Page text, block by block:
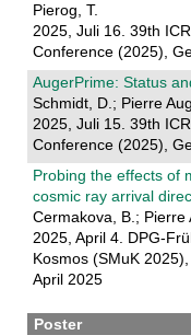
Pierog, T.
2025, Juli 16. 39th
Conference (2025),
AugerPrime: Status
Schmidt, D.; Pierre
2025, Juli 15. 39th
Conference (2025),
Probing the effects of
cosmic ray arrival
Cermakova, B.; Pierre
2025, April 4. DPG-
Kosmos (SMuK
April 2025
Poster